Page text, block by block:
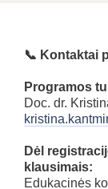
📞 Kontaktai
Programos
Doc. dr.
Dėl
klausimais:
Edukacinės